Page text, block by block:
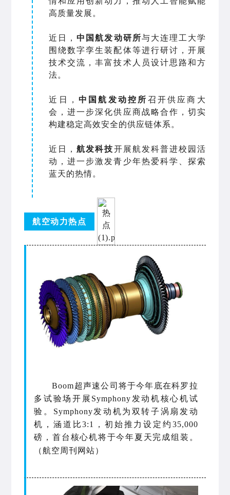
高质量发展。
近日，中国航发动研所与大连理工大学
围绕数字孪生装配体等进行研讨， 开展
技术交流，丰富技术人员设计思路和方
法。
近日，中国航发动控所 召开供应商大
会，进一步深化供应商战略合作，切实
构建稳定高效安全的供应链体系。
近日，航发科技开展航发科普进校园活
动，进一步激发青少年热爱科学、探索
蓝天的热情。
航空动力热点
Boom超声速公司 将于今年底在科罗拉
多试验场开展 Symphony发动机核心机试
验。 Symphony发动机为 双转子涡扇发动
机 ，涵道比3:1 ，初始推力设定约 35,000
磅 ，首台 核心机将于今年夏天完成组装。
（航空周刊 网站）